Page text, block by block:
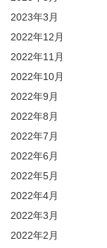
2023年3月
2022年12月
2022年11月
2022年10月
2022年9月
2022年8月
2022年7月
2022年6月
2022年5月
2022年4月
2022年3月
2022年2月